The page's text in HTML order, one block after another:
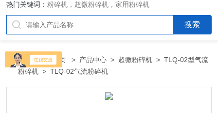
热门关键词：粉碎机，超微粉碎机，家用粉碎机
当前位置：首页 > 产品中心 > 超微粉碎机 >TLQ-02型气流
粉碎机 > TLQ-02气流粉碎机